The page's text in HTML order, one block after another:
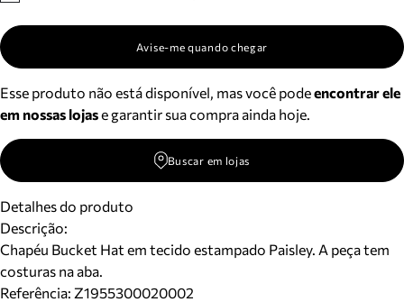
Avise-me quando chegar
Esse produto não está disponível, mas você podeencontrar ele
em nossas lojase garantir sua compra ainda hoje.
Buscar em lojas
Detalhes do produto
Descrição:
Chapéu Bucket Hat em tecido estampado Paisley. A peça tem
costuras na aba.
Referência: Z1955300020002